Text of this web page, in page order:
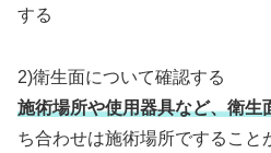
する
2)衛生面について確認する
施術場所や使用器具など、衛生
ち合わせは施術場所ですること